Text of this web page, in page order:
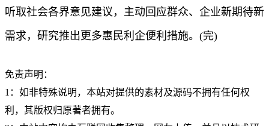
听取社会各界意见建议，主动回应群众、企业新期待新
需求，研究推出更多惠民利企便利措施。(完)
免责声明：
1：如非特殊说明，本站对提供的素材及源码不拥有任何权
利，其版权归原著者拥有。